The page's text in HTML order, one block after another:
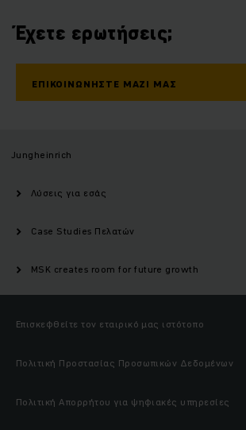
Έχετε ερωτήσεις;
ΕΠΙΚΟΙΝΩΝΉΣΤΕ ΜΑΖΊ ΜΑΣ
Jungheinrich
Λύσεις για εσάς
Case Studies Πελατών
MSK creates room for future growth
Επισκεφθείτε τον εταιρικό μας ιστότοπο
Πολιτική Προστασίας Προσωπικών Δεδομένων
Πολιτική Απορρήτου για ψηφιακές υπηρεσίες